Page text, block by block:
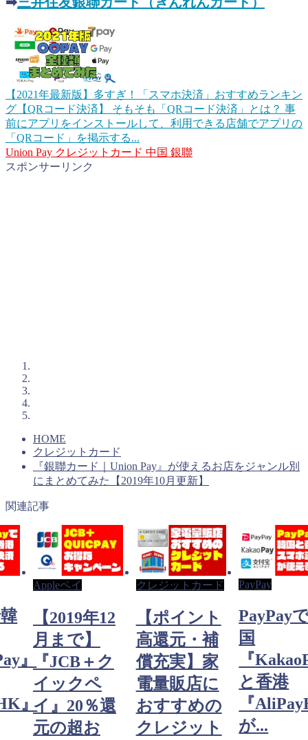
【2021年最新版】多すぎ！「スマホ決済」おすすめランキン
グ【QRコード決済】
そもそも「QRコード決済」とは？ 事
前にアプリをインストールして、利用できる店舗でアプリの
「QRコード」を掲示する...
Union Pay クレジットカード 中国 銀聯
スポンサーリンク
HOME
クレジットカード
『銀聯カード｜Union Pay』が使えるお店をジャンル別
にまとめてみた【2019年10月更新】
関連記事
』
』
Appleペイ
【2019年12
月まで】
『JCB＋ク
イックペ
イ』20％還
元の超お
クレジットカード
【ポイント
高還元・補
償充実】家
電量販店に
おすすめの
クレジット
PayPay
PayPay
国
『
と香港
『
が...